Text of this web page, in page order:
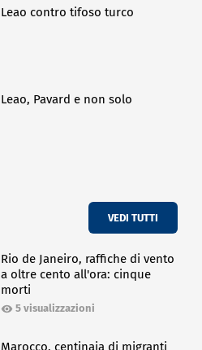
Leao contro tifoso turco
Leao, Pavard e non solo
VEDI TUTTI
Rio de Janeiro, raffiche di vento
a oltre cento all'ora: cinque
morti
5 visualizzazioni
Marocco, centinaia di migranti